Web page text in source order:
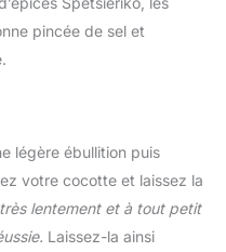
pincée de sel et
légère ébullition puis
votre cocotte et laissez la
lentement et à tout petit
Laissez-la ainsi